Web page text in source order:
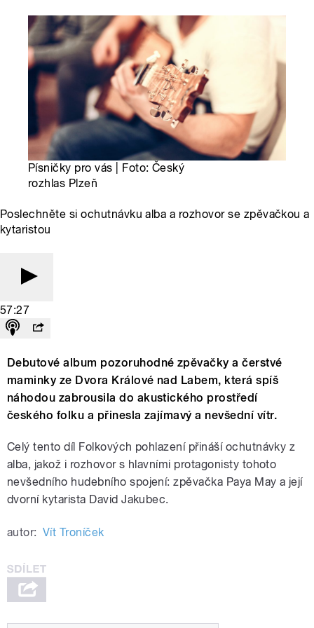
Písničky pro vás | Foto: Český
rozhlas Plzeň
Poslechněte si ochutnávku alba a rozhovor se zpěvačkou a
kytaristou
57:27
Debutové album pozoruhodné zpěvačky a čerstvé
maminky ze Dvora Králové nad Labem, která spíš
náhodou zabrousila do akustického prostředí
českého folku a přinesla zajímavý a nevšední vítr.
Celý tento díl Folkových pohlazení přináší ochutnávky z
alba, jakož i rozhovor s hlavními protagonisty tohoto
nevšedního hudebního spojení: zpěvačka Paya May a její
dvorní kytarista David Jakubec.
autor: Vít Troníček